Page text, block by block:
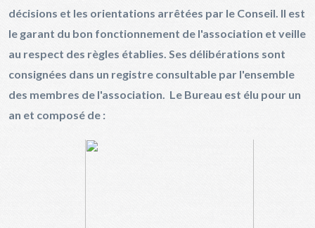
décisions et les orientations arrêtées par le Conseil. Il est
le garant du bon fonctionnement de l'association et veille
au respect des règles établies. Ses délibérations sont
consignées dans un registre consultable par l'ensemble
des membres de l'association. Le Bureau est élu pour un
an et composé de :